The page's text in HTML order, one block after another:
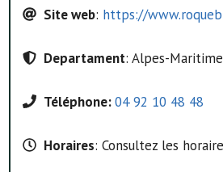
Site web: https://
Departament: Alpes-
Téléphone:04 92 10 48 48
Horaires: Consultez les